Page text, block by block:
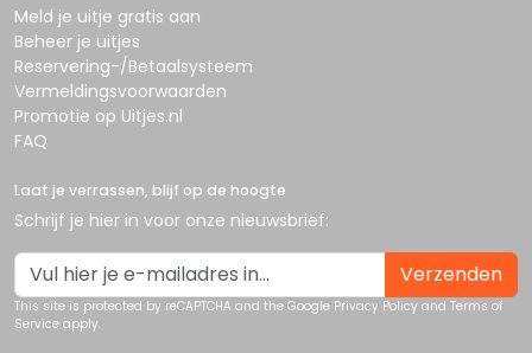
Meld je uitje gratis aan
Beheer je uitjes
Reservering-/Betaalsysteem
Vermeldingsvoorwaarden
Promotie op Uitjes.nl
FAQ
Laat je verrassen, blijf op de hoogte
Schrijf je hier in voor onze nieuwsbrief:
Verzenden
This site is protected by reCAPTCHA and the Google Privacy Policy and Terms of
Service apply.